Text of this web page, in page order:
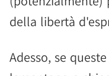
della libertà
Adesso, se